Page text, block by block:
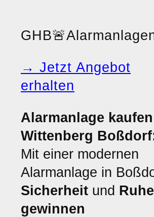
GHB🚨
→ Jetzt Angebot
erhalten
Alarmanlage
Wittenberg
Mit einer modernen
Alarmanlage in
Sicherheit und Ruhe
gewinnen